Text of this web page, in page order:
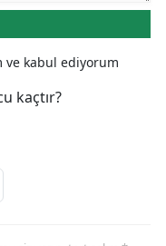
ve kabul ediyorum
kaçtır?